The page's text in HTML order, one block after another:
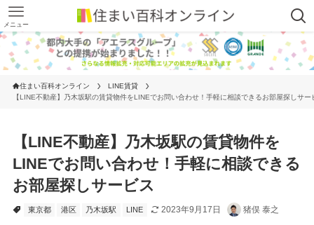
メニュー
住まい百科オンライン
LINE賃貸
【LINE不動産】乃木坂駅の賃貸物件をLINEでお問い合わせ！手軽に相談できるお部屋探しサー
【LINE不動産】乃木坂駅の賃貸物件を
LINEでお問い合わせ！手軽に相談できる
お部屋探しサービス
東京都 港区 乃木坂駅 LINE 2023年9月17日 猪俣 泰之